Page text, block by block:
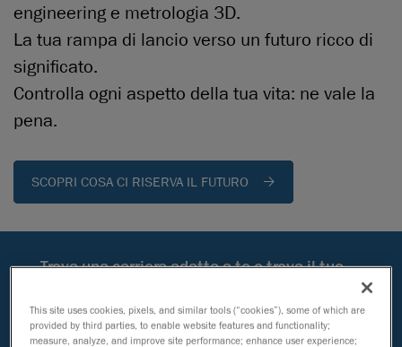
engineering e metrologia 3D.
La tua rampa di lancio verso un futuro ricco di
significato.
Controlla ogni aspetto della tua vita: ne vale la
pena.
SCOPRI COSA CI RISERVA IL FUTURO
Trova una carriera adatta a te o trova il tuo
This site uses cookies, pixels, and similar tools (“cookies”), some of which are
provided by third parties, to enable website features and functionality;
measure, analyze, and improve site performance; enhance user experience;